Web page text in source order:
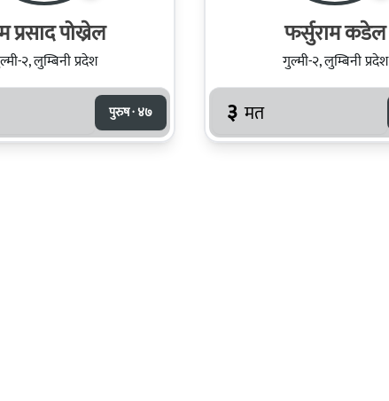
प्रसाद पोख्रेल
२, लुम्बिनी प्रदेश
पुरुष · ४७
फर्सुराम कडेल
गुल्मी-२, लुम्बिनी प्रदेश
३ मत